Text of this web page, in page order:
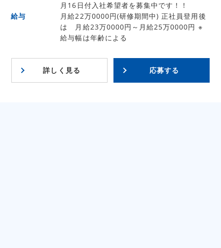
月16日付入社希望者を募集中です！！
給与
月給22万0000円(研修期間中) 正社員登用後
は 月給23万0000円～月給25万0000円 ※
給与幅は年齢による
詳しく見る 応募する